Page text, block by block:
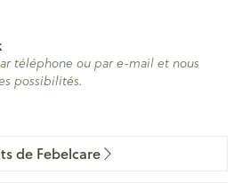
téléphone ou par e-mail et nous
possibilités.
de Febelcare